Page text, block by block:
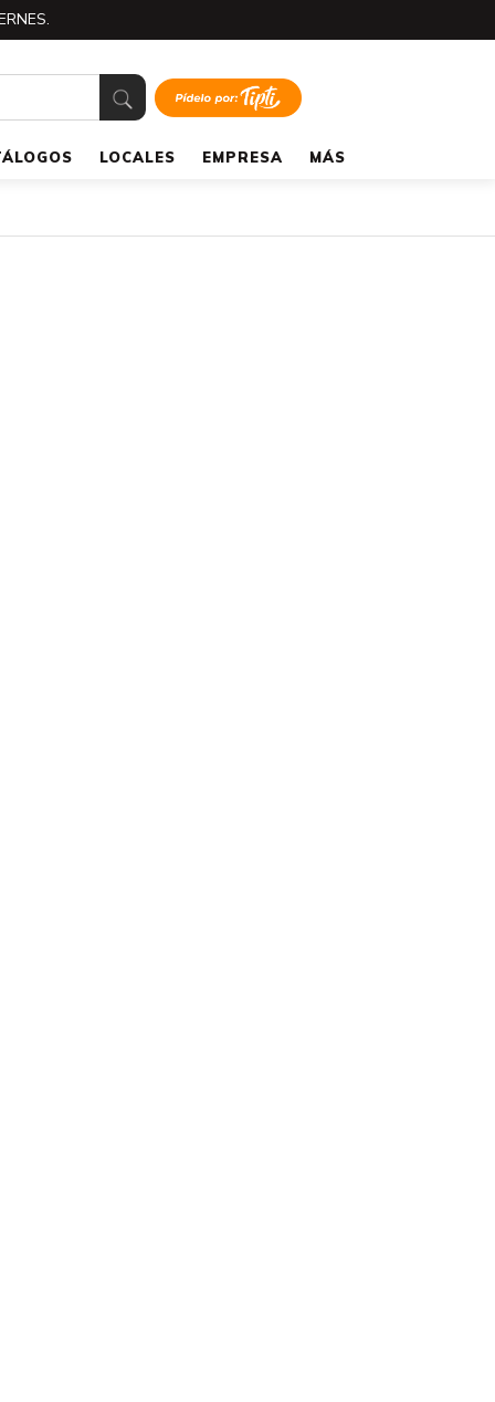
LOCALES EMPRESA MÁS